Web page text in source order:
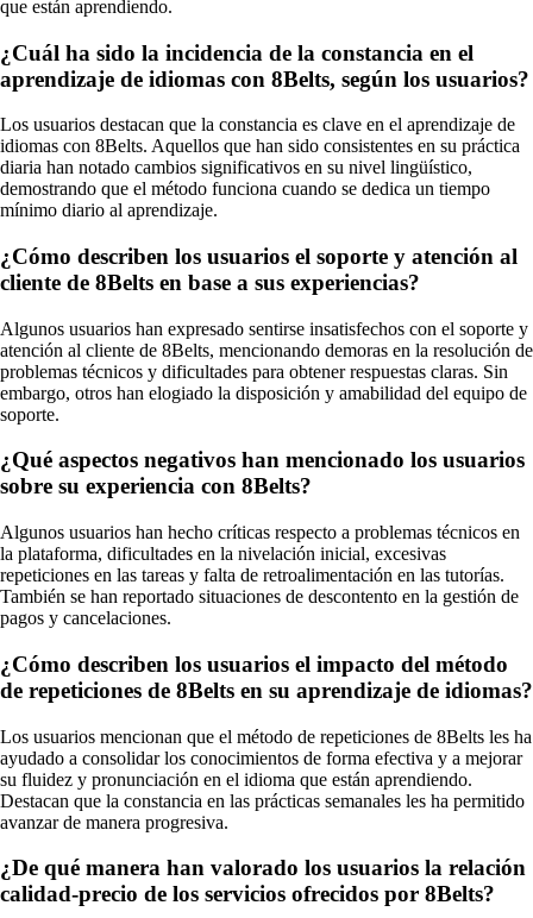
que están aprendiendo.
¿Cuál ha sido la incidencia de la constancia en el
aprendizaje de idiomas con 8Belts, según los usuarios?
Los usuarios destacan que la constancia es clave en el aprendizaje de
idiomas con 8Belts. Aquellos que han sido consistentes en su práctica
diaria han notado cambios significativos en su nivel lingüístico,
demostrando que el método funciona cuando se dedica un tiempo
mínimo diario al aprendizaje.
¿Cómo describen los usuarios el soporte y atención al
cliente de 8Belts en base a sus experiencias?
Algunos usuarios han expresado sentirse insatisfechos con el soporte y
atención al cliente de 8Belts, mencionando demoras en la resolución de
problemas técnicos y dificultades para obtener respuestas claras. Sin
embargo, otros han elogiado la disposición y amabilidad del equipo de
soporte.
¿Qué aspectos negativos han mencionado los usuarios
sobre su experiencia con 8Belts?
Algunos usuarios han hecho críticas respecto a problemas técnicos en
la plataforma, dificultades en la nivelación inicial, excesivas
repeticiones en las tareas y falta de retroalimentación en las tutorías.
También se han reportado situaciones de descontento en la gestión de
pagos y cancelaciones.
¿Cómo describen los usuarios el impacto del método
de repeticiones de 8Belts en su aprendizaje de idiomas?
Los usuarios mencionan que el método de repeticiones de 8Belts les ha
ayudado a consolidar los conocimientos de forma efectiva y a mejorar
su fluidez y pronunciación en el idioma que están aprendiendo.
Destacan que la constancia en las prácticas semanales les ha permitido
avanzar de manera progresiva.
¿De qué manera han valorado los usuarios la relación
calidad-precio de los servicios ofrecidos por 8Belts?